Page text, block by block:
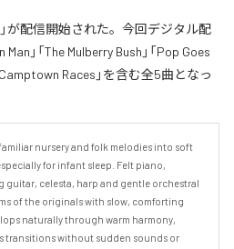
」が配信開始された。今回デジタル配
」「The Mulberry Bush」「Pop Goes
Camptown Races」を含む全5曲となっ
nursery and folk melodies into soft
for infant sleep. Felt piano,
guitar, celesta, harp and gentle orchestral
of the originals with slow, comforting
naturally through warm harmony,
transitions without sudden sounds or